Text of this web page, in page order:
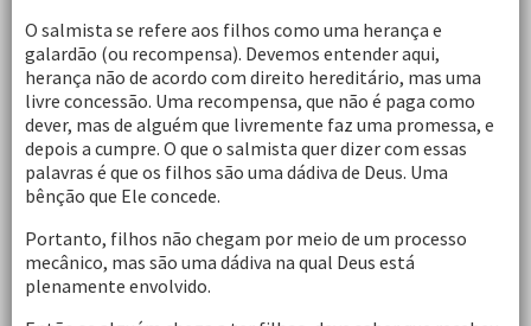
O salmista se refere aos filhos como uma herança e
galardão (ou recompensa). Devemos entender aqui,
herança não de acordo com direito hereditário, mas uma
livre concessão. Uma recompensa, que não é paga como
dever, mas de alguém que livremente faz uma promessa, e
depois a cumpre. O que o salmista quer dizer com essas
palavras é que os filhos são uma dádiva de Deus. Uma
bênção que Ele concede.
Portanto, filhos não chegam por meio de um processo
mecânico, mas são uma dádiva na qual Deus está
plenamente envolvido.